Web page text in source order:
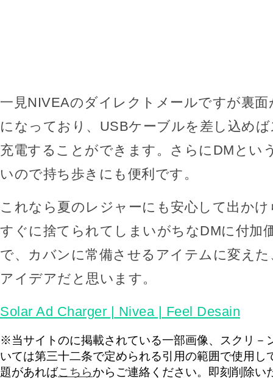
一見NIVEAのダイレクトメールですが裏
になっており、USBケーブルを差し込め
充電することができます。さらにDMとい
いので持ち歩きにも便利です。
これなら夏のレジャーにも安心して出か
すぐに捨てられてしまいがちなDMに付加
で、カバンに常備させるアイテムに変え
アイデアだと思います。
Solar Ad Charger | Nivea | Feel Desain
※当サイトのに掲載されている一部画像、スクリ－
いては第三十二条で定められる引用の範囲で使用し
題があればこちらからご連絡ください。即刻削除い